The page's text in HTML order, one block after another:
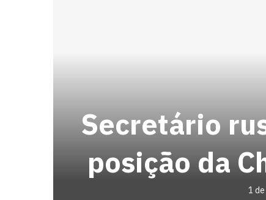
Secretário
posição da
1